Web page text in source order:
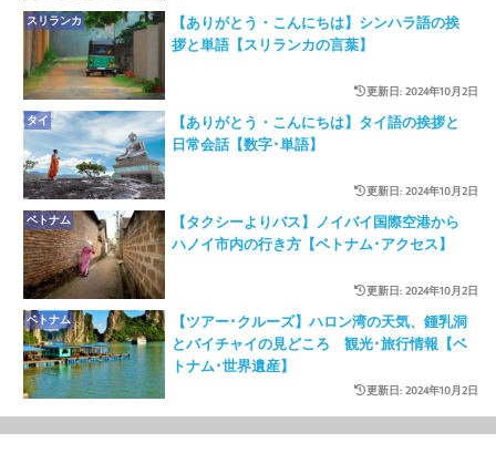
【ありがとう・こんにちは】シンハラ語の挨
拶と単語【スリランカの言葉】
スリランカ
更新日: 2024年10月2日
【ありがとう・こんにちは】タイ語の挨拶と
日常会話【数字･単語】
タイ
更新日: 2024年10月2日
【タクシーよりバス】ノイバイ国際空港から
ハノイ市内の行き方【ベトナム･アクセス】
ベトナム
更新日: 2024年10月2日
【ツアー･クルーズ】ハロン湾の天気、鍾乳洞
とバイチャイの見どころ 観光･旅行情報【ベ
トナム･世界遺産】
ベトナム
更新日: 2024年10月2日